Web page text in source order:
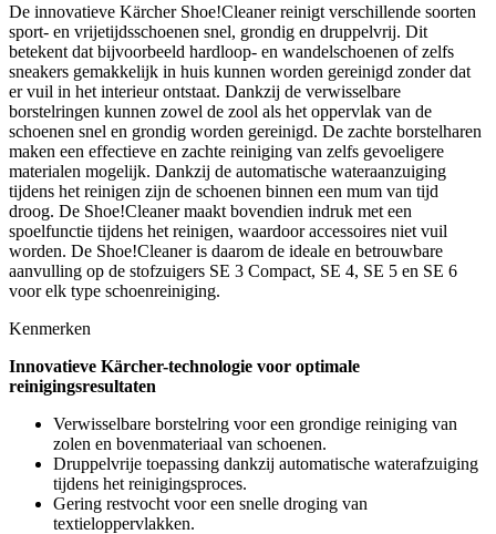
De innovatieve Kärcher Shoe!Cleaner reinigt verschillende soorten
sport- en vrijetijdsschoenen snel, grondig en druppelvrij. Dit
betekent dat bijvoorbeeld hardloop- en wandelschoenen of zelfs
sneakers gemakkelijk in huis kunnen worden gereinigd zonder dat
er vuil in het interieur ontstaat. Dankzij de verwisselbare
borstelringen kunnen zowel de zool als het oppervlak van de
schoenen snel en grondig worden gereinigd. De zachte borstelharen
maken een effectieve en zachte reiniging van zelfs gevoeligere
materialen mogelijk. Dankzij de automatische wateraanzuiging
tijdens het reinigen zijn de schoenen binnen een mum van tijd
droog. De Shoe!Cleaner maakt bovendien indruk met een
spoelfunctie tijdens het reinigen, waardoor accessoires niet vuil
worden. De Shoe!Cleaner is daarom de ideale en betrouwbare
aanvulling op de stofzuigers SE 3 Compact, SE 4, SE 5 en SE 6
voor elk type schoenreiniging.
Kenmerken
Innovatieve Kärcher-technologie voor optimale
reinigingsresultaten
Verwisselbare borstelring voor een grondige reiniging van
zolen en bovenmateriaal van schoenen.
Druppelvrije toepassing dankzij automatische waterafzuiging
tijdens het reinigingsproces.
Gering restvocht voor een snelle droging van
textieloppervlakken.